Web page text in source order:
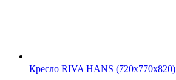
Кресло RIVA HANS (720х770х820)